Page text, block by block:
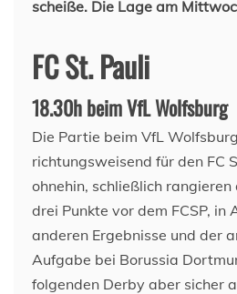
scheiße. Die Lage am
FC St. Pauli
18.30h beim VfL Wolfsburg
Die Partie beim VfL
richtungsweisend für den FC
ohnehin, schließlich
drei Punkte vor dem FCSP, in
anderen Ergebnisse und der
Aufgabe bei Borussia
folgenden Derby aber sicher